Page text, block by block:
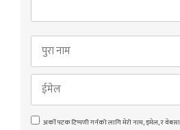
अर्को पटक टिप्पणी गर्नको लागि मेरो नाम, इमेल, र